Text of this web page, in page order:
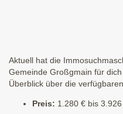
Aktuell hat die
Gemeinde Großgmain für
Überblick über die
Preis: 1.280 € bis